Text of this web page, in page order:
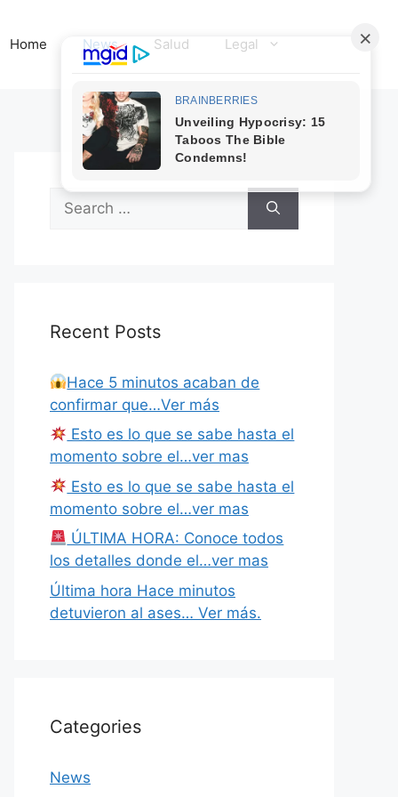
Home News Salud Legal
Search
for:
Recent Posts
Hace 5 minutos acaban de
confirmar que…Ver más
Esto es lo que se sabe hasta el
momento sobre el…ver mas
Esto es lo que se sabe hasta el
momento sobre el…ver mas
ÚLTIMA HORA: Conoce todos
los detalles donde el…ver mas
Última hora Hace minutos
detuvieron al ases… Ver más.
Categories
News